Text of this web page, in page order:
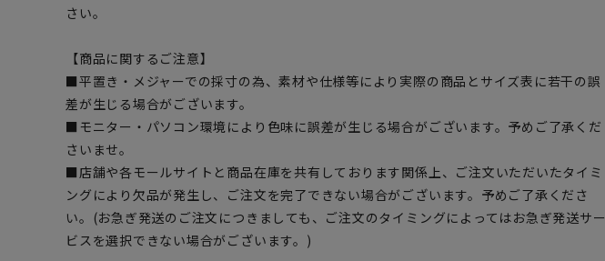
さい。
【商品に関するご注意】
■平置き・メジャーでの採寸の為、素材や仕様等により実際の商品とサイズ表に若干の誤
差が生じる場合がございます。
■モニター・パソコン環境により色味に誤差が生じる場合がございます。予めご了承くだ
さいませ。
■店舗や各モールサイトと商品在庫を共有しております関係上、ご注文いただいたタイミ
ングにより欠品が発生し、ご注文を完了できない場合がございます。予めご了承くださ
い。(お急ぎ発送のご注文につきましても、ご注文のタイミングによってはお急ぎ発送サー
ビスを選択できない場合がございます。)